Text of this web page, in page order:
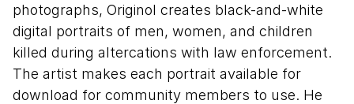
photographs, Originol creates black-and-white
digital portraits of men, women, and children
killed during altercations with law enforcement.
The artist makes each portrait available for
download for community members to use. He